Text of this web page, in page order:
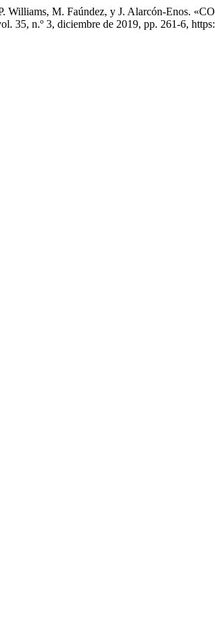
P. Williams, M. Faúndez, y J. Alarcón-
35, n.º 3, diciembre de 2019, pp. 261-6,